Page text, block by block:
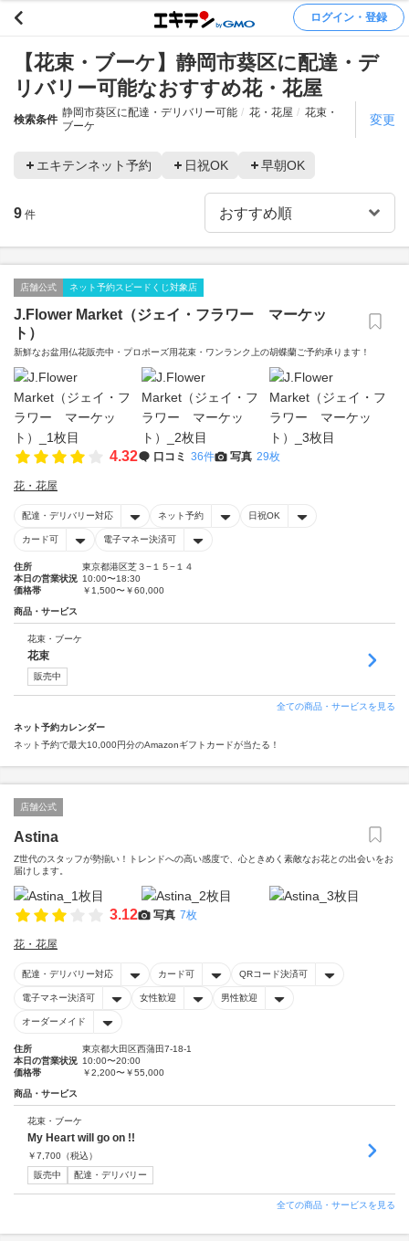
ログイン・登録
【花束・ブーケ】静岡市葵区に配達・デ
リバリー可能なおすすめ花・花屋
検索条件
静岡市葵区に配達・デリバリー可能 花・花屋
花束・
ブーケ
変更
エキテンネット予約 日祝OK 早朝OK
9 件
店舗公式 ネット予約スピードくじ対象店
J.Flower Market（ジェイ・フラワー マーケッ
ト）
新鮮なお盆用仏花販売中・プロポーズ用花束・ワンランク上の胡蝶蘭ご予約承ります！
4.32 口コミ 36件 写真 29枚
花・花屋
配達・デリバリー対応 ネット予約 日祝OK
カード可 電子マネー決済可
住所
東京都港区芝３−１５−１４
本日の営業状況 10:00〜18:30
価格帯
￥1,500〜￥60,000
商品・サービス
花束・ブーケ
花束
販売中
全ての商品・サービスを見る
ネット予約カレンダー
ネット予約で最大10,000円分のAmazonギフトカードが当たる！
店舗公式
Astina
Z世代のスタッフが勢揃い！トレンドへの高い感度で、心ときめく素敵なお花との出会いをお
届けします。
3.12 写真 7枚
花・花屋
配達・デリバリー対応 カード可 QRコード決済可
電子マネー決済可 女性歓迎 男性歓迎
オーダーメイド
住所
東京都大田区西蒲田7-18-1
本日の営業状況 10:00〜20:00
価格帯
￥2,200〜￥55,000
商品・サービス
花束・ブーケ
My Heart will go on !!
￥7,700 （税込）
販売中
配達・デリバリー
全ての商品・サービスを見る